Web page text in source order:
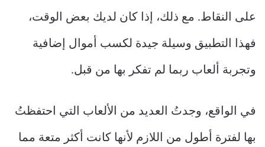
على النقاط. مع ذلك، إذا كان لديك بعض الوقت،
فهذا التطبيق وسيلة جيدة لكسب أموال إضافية
وتجربة ألعاب ربما لم تفكر بها من قبل.
في الواقع، وجدتُ العديد من الألعاب التي احتفظتُ
بها لفترة أطول من اللازم لأنها كانت أكثر متعة مما